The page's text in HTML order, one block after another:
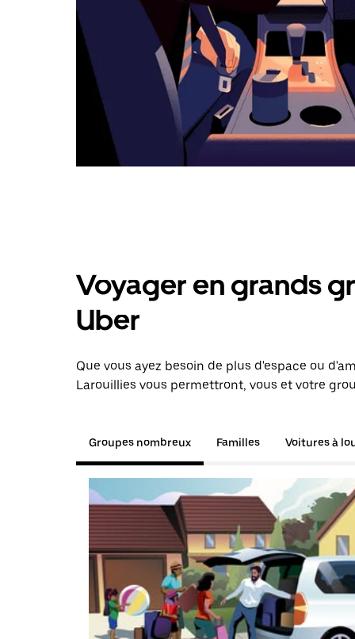
Voyager en grands
Uber
Que vous ayez besoin de plus d'espace ou
Larouillies vous permettront, vous et votre
Groupes nombreux Familles Voitures à